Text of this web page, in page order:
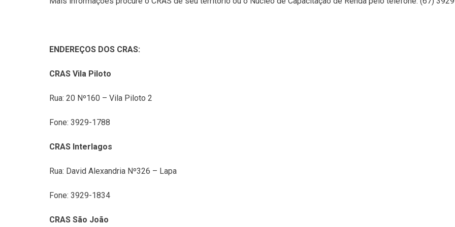
ENDEREÇOS DOS CRAS:
CRAS Vila Piloto
Rua: 20 Nº160 – Vila Piloto 2
Fone: 3929-1788
CRAS Interlagos
Rua: David Alexandria Nº326 – Lapa
Fone: 3929-1834
CRAS São João